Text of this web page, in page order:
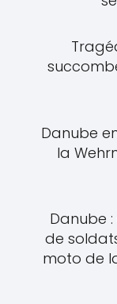
Danube
la
Danube
de
moto de